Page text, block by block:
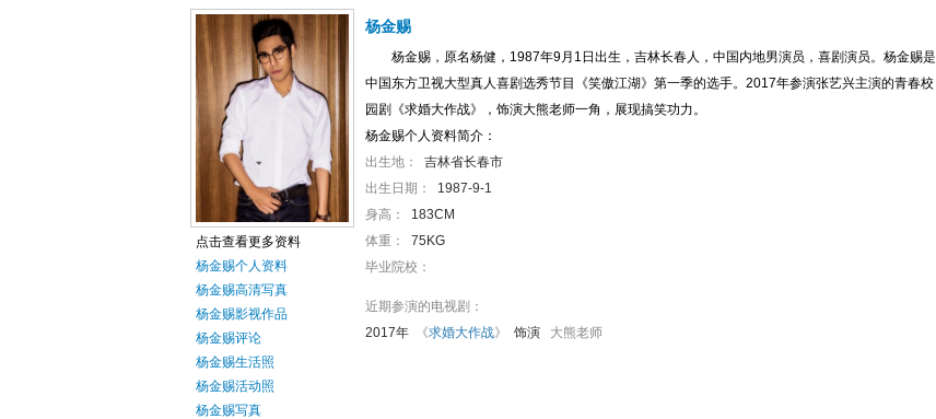
点击查看更多资料
杨金赐个人资料
杨金赐高清写真
杨金赐影视作品
杨金赐评论
杨金赐生活照
杨金赐活动照
杨金赐写真
杨金赐
杨金赐，原名杨健，1987年9月1日出生，吉林长春人，中国内地男演员，喜剧演员。杨金赐是
中国东方卫视大型真人喜剧选秀节目《笑傲江湖》第一季的选手。2017年参演张艺兴主演的青春校
园剧《求婚大作战》，饰演大熊老师一角，展现搞笑功力。
杨金赐个人资料简介：
出生地：
吉林省长春市
出生日期：
1987-9-1
身高：
183CM
体重：
75KG
毕业院校：
近期参演的电视剧：
2017年
《求婚大作战》 饰演 大熊老师